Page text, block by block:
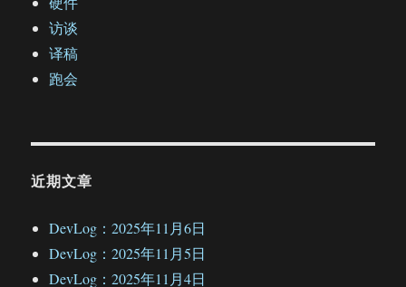
访谈
译稿
跑会
近期文章
DevLog：2025年11月6日
DevLog：2025年11月5日
DevLog：2025年11月4日